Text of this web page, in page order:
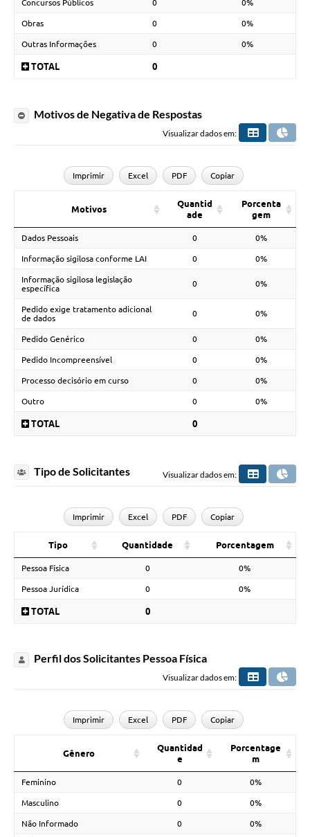
Concursos Públicos 0 0%
Obras 0 0%
Outras Informações 0 0%
TOTAL 0
Motivos de Negativa de Respostas
Visualizar dados em:
Imprimir Excel PDF Copiar
Motivos
Quantid
ade
Porcenta
gem
Dados Pessoais 0 0%
Informação sigilosa conforme LAI 0 0%
Informação sigilosa legislação
específica
0 0%
Pedido exige tratamento adicional
de dados
0 0%
Pedido Genérico 0 0%
Pedido Incompreensível 0 0%
Processo decisório em curso 0 0%
Outro 0 0%
TOTAL 0
Tipo de Solicitantes Visualizar dados em:
Imprimir Excel PDF Copiar
Tipo Quantidade Porcentagem
Pessoa Física 0 0%
Pessoa Jurídica 0 0%
TOTAL 0
Perfil dos Solicitantes Pessoa Física
Visualizar dados em:
Imprimir Excel PDF Copiar
Gênero
Quantidad
e
Porcentage
m
Feminino 0 0%
Masculino 0 0%
Não Informado 0 0%